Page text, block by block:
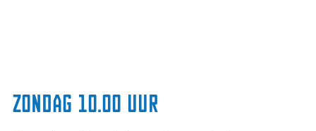
Zondag 10.00 uur